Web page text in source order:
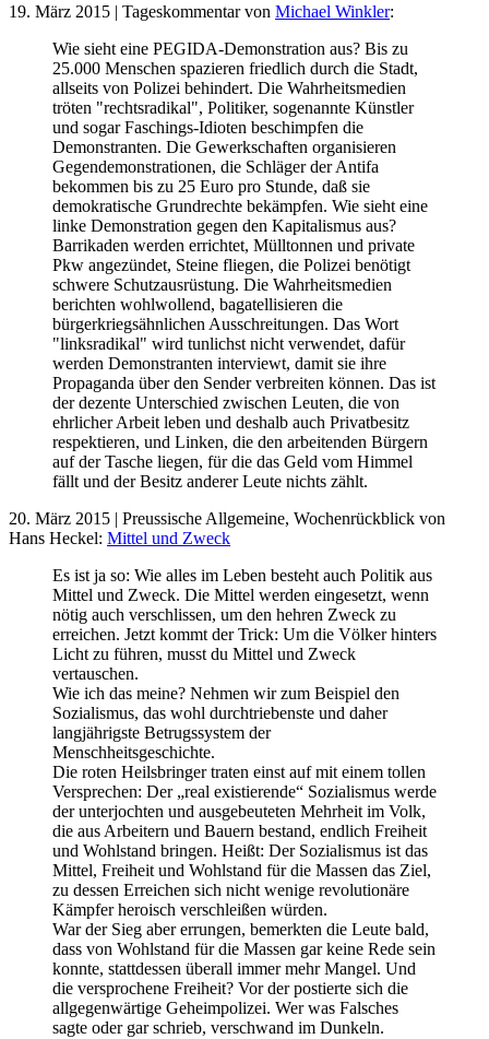
19. März 2015 | Tageskommentar von Michael Winkler:
Wie sieht eine PEGIDA-Demonstration aus? Bis zu
25.000 Menschen spazieren friedlich durch die Stadt,
allseits von Polizei behindert. Die Wahrheitsmedien
tröten "rechtsradikal", Politiker, sogenannte Künstler
und sogar Faschings-Idioten beschimpfen die
Demonstranten. Die Gewerkschaften organisieren
Gegendemonstrationen, die Schläger der Antifa
bekommen bis zu 25 Euro pro Stunde, daß sie
demokratische Grundrechte bekämpfen. Wie sieht eine
linke Demonstration gegen den Kapitalismus aus?
Barrikaden werden errichtet, Mülltonnen und private
Pkw angezündet, Steine fliegen, die Polizei benötigt
schwere Schutzausrüstung. Die Wahrheitsmedien
berichten wohlwollend, bagatellisieren die
bürgerkriegsähnlichen Ausschreitungen. Das Wort
"linksradikal" wird tunlichst nicht verwendet, dafür
werden Demonstranten interviewt, damit sie ihre
Propaganda über den Sender verbreiten können. Das ist
der dezente Unterschied zwischen Leuten, die von
ehrlicher Arbeit leben und deshalb auch Privatbesitz
respektieren, und Linken, die den arbeitenden Bürgern
auf der Tasche liegen, für die das Geld vom Himmel
fällt und der Besitz anderer Leute nichts zählt.
20. März 2015 | Preussische Allgemeine, Wochenrückblick von
Hans Heckel: Mittel und Zweck
Es ist ja so: Wie alles im Leben besteht auch Politik aus
Mittel und Zweck. Die Mittel werden eingesetzt, wenn
nötig auch verschlissen, um den hehren Zweck zu
erreichen. Jetzt kommt der Trick: Um die Völker hinters
Licht zu führen, musst du Mittel und Zweck
vertauschen.
Wie ich das meine? Nehmen wir zum Beispiel den
Sozialismus, das wohl durchtriebenste und daher
langjährigste Betrugssystem der
Menschheitsgeschichte.
Die roten Heilsbringer traten einst auf mit einem tollen
Versprechen: Der „real existierende“ Sozialismus werde
der unterjochten und ausgebeuteten Mehrheit im Volk,
die aus Arbeitern und Bauern bestand, endlich Freiheit
und Wohlstand bringen. Heißt: Der Sozialismus ist das
Mittel, Freiheit und Wohlstand für die Massen das Ziel,
zu dessen Erreichen sich nicht wenige revolutionäre
Kämpfer heroisch verschleißen würden.
War der Sieg aber errungen, bemerkten die Leute bald,
dass von Wohlstand für die Massen gar keine Rede sein
konnte, stattdessen überall immer mehr Mangel. Und
die versprochene Freiheit? Vor der postierte sich die
allgegenwärtige Geheimpolizei. Wer was Falsches
sagte oder gar schrieb, verschwand im Dunkeln.